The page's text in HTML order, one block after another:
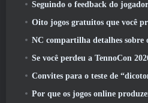
Seguindo o feedback do jogador, Os jogadores clássicos de
Oito jogos gratuitos que você provavelmente
NC compartilha detalhes sobre o
Se você perdeu a TennoCon 2026, Digital
Convites para o teste de “dicotomia” do
Por que os jogos online produzem animes